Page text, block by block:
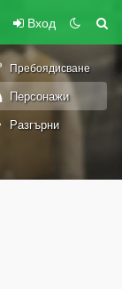
Вход
Пребоядисване
Персонажи
Разгърни